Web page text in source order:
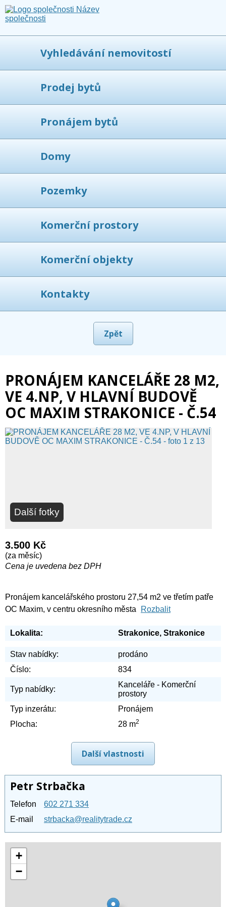
Vyhledávání nemovitostí
Prodej bytů
Pronájem bytů
Domy
Pozemky
Komerční prostory
Komerční objekty
Kontakty
Zpět
PRONÁJEM KANCELÁŘE 28 M2,
VE 4.NP, V HLAVNÍ BUDOVĚ
OC MAXIM STRAKONICE - Č.54
Další fotky
3.500 Kč
(za měsíc)
Cena je uvedena bez DPH
Pronájem kancelářského prostoru 27,54 m2 ve třetím patře
OC Maxim, v centru okresního města
Rozbalit
Lokalita: Strakonice, Strakonice
Stav nabídky:
prodáno
Číslo:
834
Typ nabídky:
Kanceláře - Komerční
prostory
Typ inzerátu:
Pronájem
Plocha:
28 m2
Další vlastnosti
Petr Strbačka
Telefon
602 271 334
E-mail
strbacka@realitytrade.cz
+
−